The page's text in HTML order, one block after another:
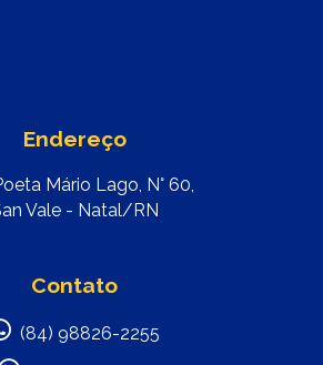
Endereço
Mário Lago, N° 60,
Vale - Natal/RN
Contato
(84) 98826-2255